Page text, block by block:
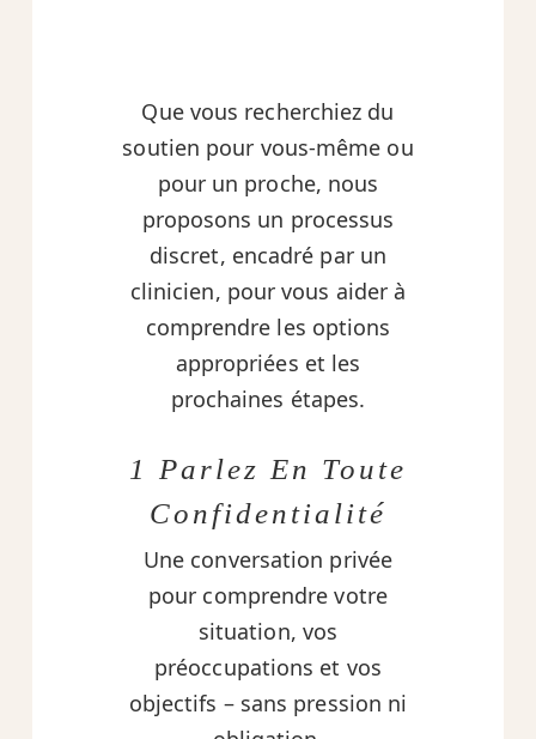
Que vous recherchiez du
soutien pour vous-même ou
pour un proche, nous
proposons un processus
discret, encadré par un
clinicien, pour vous aider à
comprendre les options
appropriées et les
prochaines étapes.
1 Parlez En Toute
Confidentialité
Une conversation privée
pour comprendre votre
situation, vos
préoccupations et vos
objectifs – sans pression ni